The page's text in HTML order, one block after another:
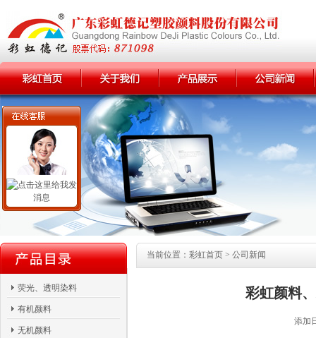
荧光、透明染料
有机颜料
无机颜料
当前位置： 彩虹首页> 公司新闻
彩虹颜料
添加